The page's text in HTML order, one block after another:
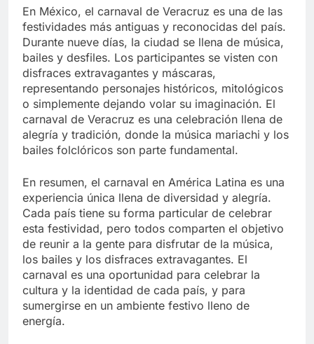
En México, el carnaval de Veracruz es una de las
festividades más antiguas y reconocidas del país.
Durante nueve días, la ciudad se llena de música,
bailes y desfiles. Los participantes se visten con
disfraces extravagantes y máscaras,
representando personajes históricos, mitológicos
o simplemente dejando volar su imaginación. El
carnaval de Veracruz es una celebración llena de
alegría y tradición, donde la música mariachi y los
bailes folclóricos son parte fundamental.
En resumen, el carnaval en América Latina es una
experiencia única llena de diversidad y alegría.
Cada país tiene su forma particular de celebrar
esta festividad, pero todos comparten el objetivo
de reunir a la gente para disfrutar de la música,
los bailes y los disfraces extravagantes. El
carnaval es una oportunidad para celebrar la
cultura y la identidad de cada país, y para
sumergirse en un ambiente festivo lleno de
energía.